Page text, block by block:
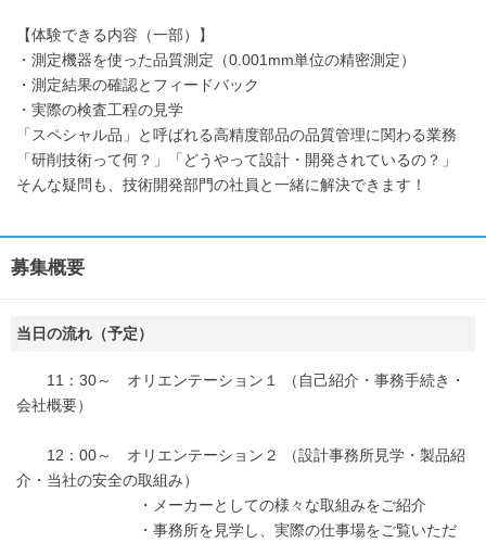
【体験できる内容（一部）】
・測定機器を使った品質測定（0.001mm単位の精密測定）
・測定結果の確認とフィードバック
・実際の検査工程の見学
「スペシャル品」と呼ばれる高精度部品の品質管理に関わる業務
「研削技術って何？」「どうやって設計・開発されているの？」
そんな疑問も、技術開発部門の社員と一緒に解決できます！
募集概要
当日の流れ（予定）
11：30～ オリエンテーション１ （自己紹介・事務手続き・
会社概要）
12：00～ オリエンテーション２ （設計事務所見学・製品紹
介・当社の安全の取組み）
・メーカーとしての様々な取組みをご紹介
・事務所を見学し、実際の仕事場をご覧いただ